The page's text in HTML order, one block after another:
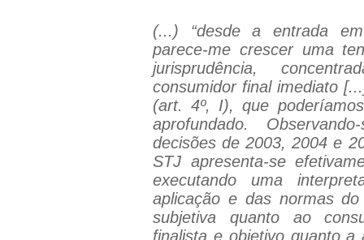
(...) “desde a entrada
parece-me crescer uma
jurisprudência,
consumidor final imediato
(art. 4º, I), que
aprofundado.
decisões de 2003, 2004 e
STJ apresenta-se
executando uma
aplicação e das normas
subjetiva quanto ao
finalista e objetivo quanto a